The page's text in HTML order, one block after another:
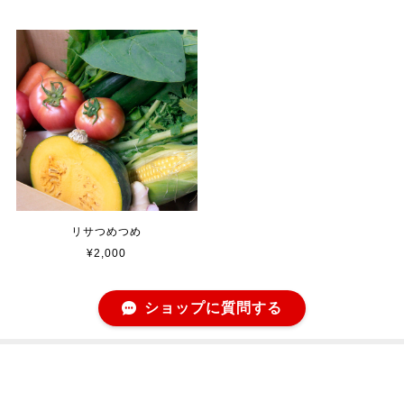
リサつめつめ
¥2,000
ショップに質問する